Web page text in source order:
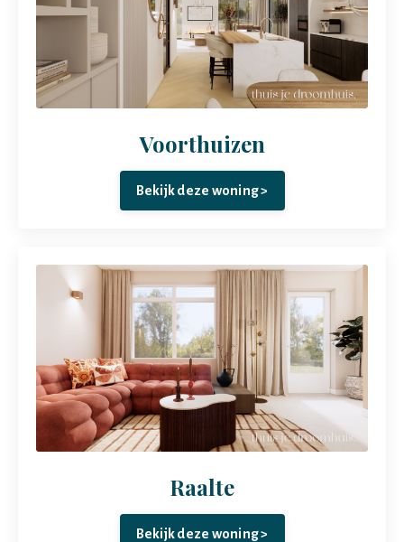
Voorthuizen
Bekijk deze woning >
Raalte
Bekijk deze woning >